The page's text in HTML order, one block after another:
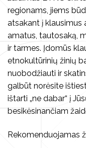
Kita
Kita
regionams, jiems
atsakant į klausimus
amatus, tautosaką,
ir tarmes. Įdomūs
etnokultūrinių žinių
nuobodžiauti ir
galbūt norėsite
ištarti „ne dabar“ į
besikėsinančiam
Rekomenduojamas